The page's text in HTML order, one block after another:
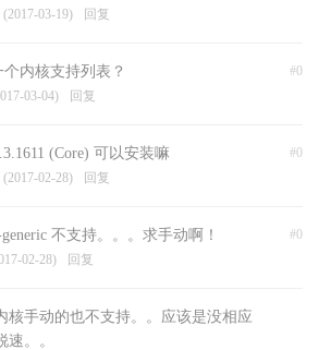
03-19) 回复
#0
内核支持列表？
03-04) 回复
#0
(Core) 可以安装嘛
02-28) 回复
#0
不支持。。。求手动啊！
02-28) 回复
核手动的也不支持。。应该是没相应
速。。